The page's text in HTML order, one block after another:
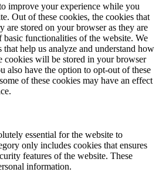
improve your experience while you
Out of these cookies, the cookies that
are stored on your browser as they are
functionalities of the website. We
help us analyze and understand how
cookies will be stored in your browser
also have the option to opt-out of these
of these cookies may have an effect
essential for the website to
only includes cookies that ensures
features of the website. These
information.